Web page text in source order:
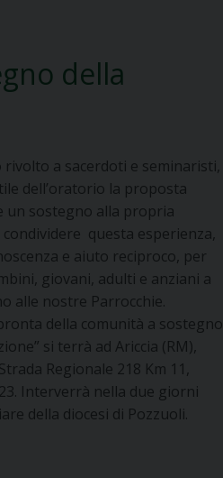
della
rivolto a sacerdoti e seminaristi,
dell’oratorio la proposta
un sostegno alla propria
questa esperienza,
e aiuto reciproco, per
giovani, adulti e anziani a
alle nostre Parrocchie.
della comunità a sostegno
si terrà ad Ariccia (RM),
Regionale 218 Km 11,
Interverrà nella due giorni
della diocesi di Pozzuoli.